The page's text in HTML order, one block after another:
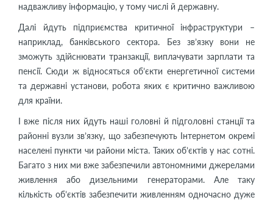
надважливу інформацію, у тому числі й державну.
Далі йдуть підприємства критичної інфраструктури –
наприклад, банківського сектора. Без зв’язку вони не
зможуть здійснювати транзакції, виплачувати зарплати та
пенсії. Сюди ж відносяться об’єкти енергетичної системи
та державні установи, робота яких є критично важливою
для країни.
І вже після них йдуть наші головні й підголовні станції та
районні вузли зв’язку, що забезпечують Інтернетом окремі
населені пункти чи райони міста. Таких об’єктів у нас сотні.
Багато з них ми вже забезпечили автономними джерелами
живлення або дизельними генераторами. Але таку
кількість об’єктів забезпечити живленням одночасно дуже